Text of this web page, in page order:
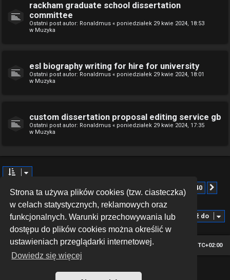
Strona ta używa plików cookies (tzw. ciasteczka)
w celach statystycznych, reklamowych oraz
funkcjonalnych. Warunki przechowywania lub
dostępu do plików cookies można określić w
ustawieniach przeglądarki internetowej.
Dowiedz się więcej
rackham graduate school dissertation
committee
Ostatni post autor: Ronaldmus « poniedziałek 29 kwie 2024, 18:53
w Muzyka
esl biography writing for hire for university
Ostatni post autor: Ronaldmus « poniedziałek 29 kwie 2024, 18:01
w Muzyka
custom dissertation proposal editing service gb
Ostatni post autor: Ronaldmus « poniedziałek 29 kwie 2024, 17:35
w Muzyka
Znaleziono więcej niż 1000 wyników 40
Przejdź do
Strona główna Strefa czasowa UTC+02:00